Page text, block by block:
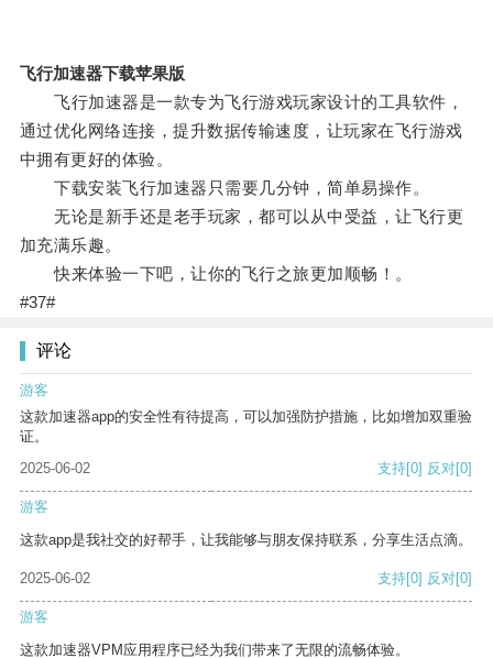
飞行加速器下载苹果版
飞行加速器是一款专为飞行游戏玩家设计的工具软件，
通过优化网络连接，提升数据传输速度，让玩家在飞行游戏
中拥有更好的体验。
下载安装飞行加速器只需要几分钟，简单易操作。
无论是新手还是老手玩家，都可以从中受益，让飞行更
加充满乐趣。
快来体验一下吧，让你的飞行之旅更加顺畅！。
#37#
评论
游客
这款加速器app的安全性有待提高，可以加强防护措施，比如增加双重验
证。
2025-06-02
支持[0] 反对[0]
游客
这款app是我社交的好帮手，让我能够与朋友保持联系，分享生活点滴。
2025-06-02 支持[0] 反对[0]
游客
这款加速器VPM应用程序已经为我们带来了无限的流畅体验。